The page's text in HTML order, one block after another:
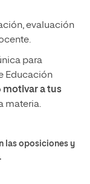
evaluación
para
Educación
motivar a tus
materia.
las oposiciones y